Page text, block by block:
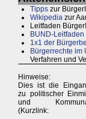
Tipps zur
Wikipedia zur
Leitfaden
BUND-
1x1 der
Bürgerrechte im
Verfahren und
Hinweise:
Dies ist die
zu politischer
und
(Kurzlink: